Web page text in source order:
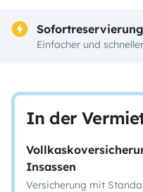
Sofortreservierung
Einfacher und
In der
Insassen
Versicherung mit